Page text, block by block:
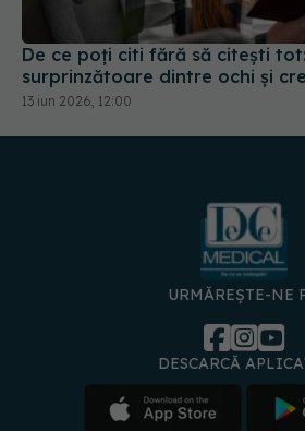
De ce poți citi fără să citești
surprinzătoare dintre ochi și
13 iun 2026, 12:00
URMĂREȘTE-NE
DESCARCĂ